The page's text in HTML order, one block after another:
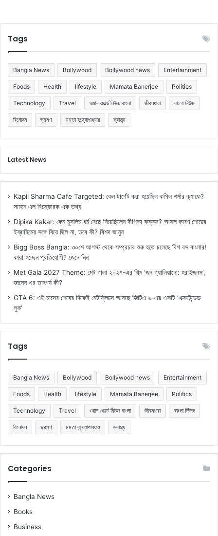
Tags
Bangla News Bollywood Bollywood news Entertainment
Foods Health lifestyle Mamata Banerjee Politics
Technology Travel ওয়ান ওয়ার্ল্ড নিউজ বাংলা জীবনধারা বাংলা নিউজ
বিনোদন ভ্রমণ মমতা বন্দ্যোপাধ্যায় স্বাস্থ্য
Latest News
Kapil Sharma Cafe Targeted: কেন টার্গেট করা হয়েছিল কপিল শর্মার ক্যাফে?
সামনে এল বিস্ফোরক এক তথ্য
Dipika Kakar: কেন মুসলিম ধর্ম বেছে নিয়েছিলেন দীপিকা কক্কর? আসল কারণ শোয়েব
ইব্রাহিমের সঙ্গে বিয়ে ছিল না, তবে কী? বিশদ জানুন
Bigg Boss Bangla: ৩০শে আগস্ট থেকে সম্প্রচার শুরু হতে চলেছে বিগ বস বাংলার!
কারা হচ্ছেন প্রতিযোগী? জেনে নিন
Met Gala 2027 Theme: মেট গালা ২০২৭-এর থিম ‘জন গ্যালিয়ানো: হরাইজনস’,
জানেন এর তাৎপর্য কী?
GTA 6: এই মাসের শেষের দিকেই নেটফ্লিক্সে আসছে জিটিএ ৬-এর একটি ‘এক্সটেন্ডেড
লুক’
Tags
Bangla News Bollywood Bollywood news Entertainment
Foods Health lifestyle Mamata Banerjee Politics
Technology Travel ওয়ান ওয়ার্ল্ড নিউজ বাংলা জীবনধারা বাংলা নিউজ
বিনোদন ভ্রমণ মমতা বন্দ্যোপাধ্যায় স্বাস্থ্য
Categories
Bangla News
Books
Business